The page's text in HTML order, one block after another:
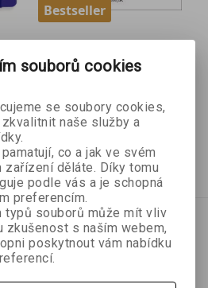
Bestseller
Jan Matěják
368 Kč
Přidat do košíku
souborů cookies
se soubory cookies,
naše služby a
co a jak ve svém
zařízení děláte. Díky tomu
podle vás a je schopná
preferencím.
typů souborů může mít vliv
zkušenost s naším webem,
poskytnout vám nabídku